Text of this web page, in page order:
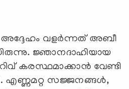
അദ്ദേഹം വളര്‍ന്നത് അബീ
ജ്ഞാനദാഹിയായ
കരസ്ഥമാക്കാൻ വേണ്ടി
എണ്ണമറ്റ സജ്ജനങ്ങള്‍,